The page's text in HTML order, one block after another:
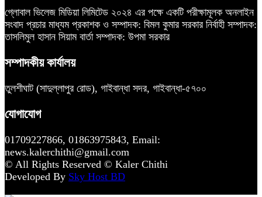
গ্লোবাল ভিলেজ মিডিয়া লিমিটেড ২০২৪ এর পক্ষে একটি পরীক্ষামূলক অনলাইন
সংবাদ প্রচার মাধ্যম প্রকাশক ও সম্পাদক: বিমল কুমার সরকার নির্বাহী সম্পাদক:
তাসলিমুল হাসান সিয়াম বার্তা সম্পাদক: উপমা সরকার
সম্পাদকীয় কার্যালয়
তুলশীঘাট (সাদুল্লাপুর রোড), গাইবান্ধা সদর, গাইবান্ধা-৫৭০০
যোগাযোগ
01709227866, 01863975843, Email:
news.kalerchithi@gmail.com
© All Rights Reserved © Kaler Chithi
Developed By Sky Host BD